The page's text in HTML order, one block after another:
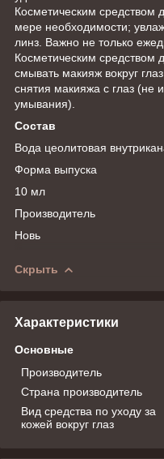
Косметическим средством
мере необходимости;
линз. Важно не только
Косметическим средством
смывать макияж вокруг
снятия макияжа с глаз (не
умывания).
Состав
Вода цеолитовая
Форма выпуска
10 мл
Производитель
Новь
Скрыть
Характеристики
Основные
Производитель
Страна производитель
Вид средства по уходу за
кожей вокруг глаз